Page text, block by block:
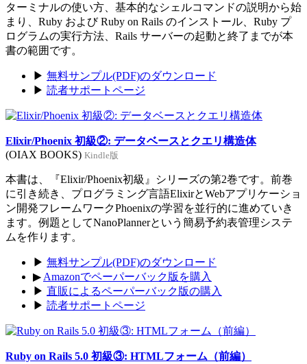
ターミナルの使い方、基本的なシェルコマンドの説明から始
まり、Ruby および Ruby on Rails のインストール、Ruby プ
ログラムの実行方法、Rails サーバーの起動と終了までが本
書の範囲です。
▶ 無料サンプル(PDF)のダウンロード
▶ 読者サポートページ
Elixir/Phoenix 初級②: データベースとクエリ構造体
(OIAX BOOKS) Kindle版
本書は、『Elixir/Phoenix初級』シリーズの第2巻です。前巻
に引き続き、プログラミング言語ElixirとWebアプリケーショ
ン開発フレームワークPhoenixの学習を並行的に進めていき
ます。例題としてNanoPlannerという簡易予約表管理システ
ムを作ります。
▶ 無料サンプル(PDF)のダウンロード
▶ Amazonでペーパーバック版を購入
▶ 直販によるペーパーバック版の購入
▶ 読者サポートページ
Ruby on Rails 5.0 初級③: HTMLフォーム（前編）